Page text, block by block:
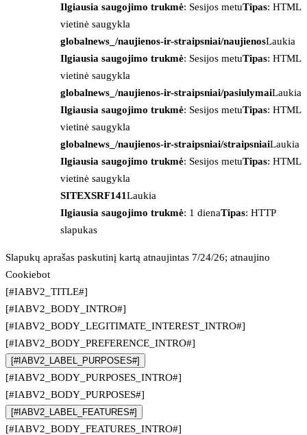
Ilgiausia saugojimo trukmė: Sesijos metuTipas: HTML
vietinė saugykla
globalnews_/naujienos-ir-straipsniai/naujienosLaukia
Ilgiausia saugojimo trukmė: Sesijos metuTipas: HTML
vietinė saugykla
globalnews_/naujienos-ir-straipsniai/pasiulymaiLaukia
Ilgiausia saugojimo trukmė: Sesijos metuTipas: HTML
vietinė saugykla
globalnews_/naujienos-ir-straipsniai/straipsniaiLaukia
Ilgiausia saugojimo trukmė: Sesijos metuTipas: HTML
vietinė saugykla
SITEXSRF141Laukia
Ilgiausia saugojimo trukmė: 1 dienaTipas: HTTP
slapukas
Slapukų aprašas paskutinį kartą atnaujintas 7/24/26; atnaujino
Cookiebot
[#IABV2_TITLE#]
[#IABV2_BODY_INTRO#]
[#IABV2_BODY_LEGITIMATE_INTEREST_INTRO#]
[#IABV2_BODY_PREFERENCE_INTRO#]
[#IABV2_LABEL_PURPOSES#]
[#IABV2_BODY_PURPOSES_INTRO#]
[#IABV2_BODY_PURPOSES#]
[#IABV2_LABEL_FEATURES#]
[#IABV2_BODY_FEATURES_INTRO#]